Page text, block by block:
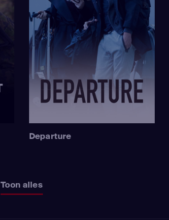
Departure
Toon alles